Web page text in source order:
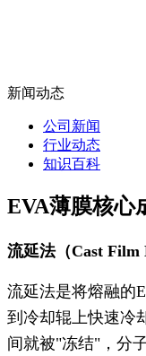
新闻动态
公司新闻
行业动态
知识百科
EVA薄膜核心
流延法（Cast Film
流延法是将熔融的
到冷却辊上快速冷
间就被"冻结"，分